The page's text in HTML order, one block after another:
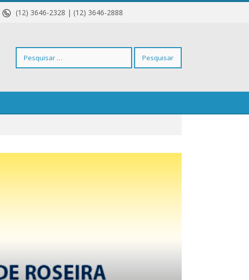
(12) 3646-2328 | (12) 3646-2888
Pesquisar